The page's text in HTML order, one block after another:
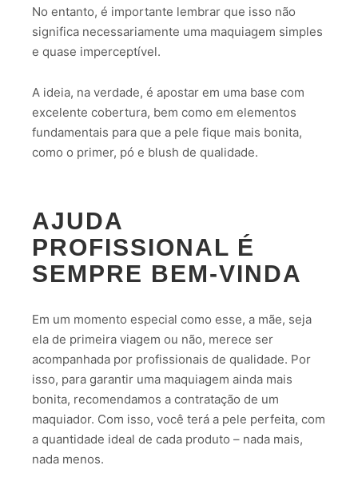
No entanto, é importante lembrar que isso não
significa necessariamente uma maquiagem simples
e quase imperceptível.
A ideia, na verdade, é apostar em uma base com
excelente cobertura, bem como em elementos
fundamentais para que a pele fique mais bonita,
como o primer, pó e blush de qualidade.
AJUDA
PROFISSIONAL É
SEMPRE BEM-VINDA
Em um momento especial como esse, a mãe, seja
ela de primeira viagem ou não, merece ser
acompanhada por profissionais de qualidade. Por
isso, para garantir uma maquiagem ainda mais
bonita, recomendamos a contratação de um
maquiador. Com isso, você terá a pele perfeita, com
a quantidade ideal de cada produto – nada mais,
nada menos.